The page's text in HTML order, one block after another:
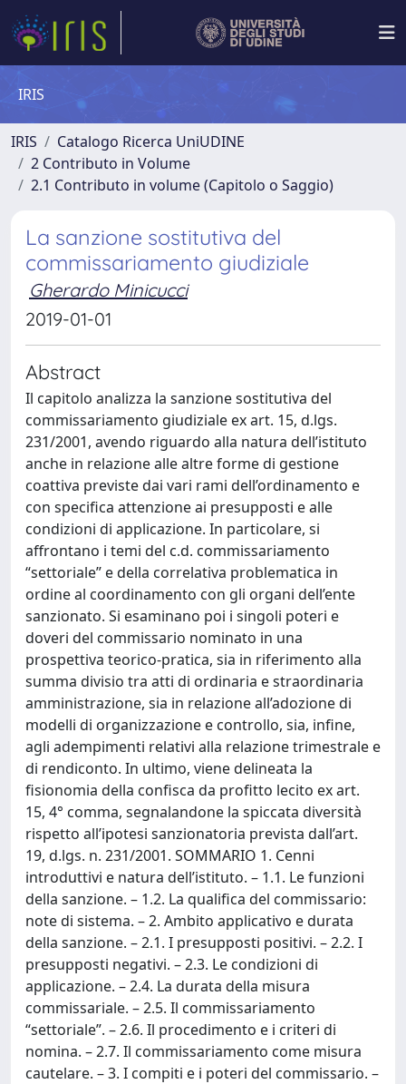
IRIS
IRIS
Catalogo Ricerca UniUDINE
2 Contributo in Volume
2.1 Contributo in volume (Capitolo o Saggio)
La sanzione sostitutiva del
commissariamento giudiziale
Gherardo Minicucci
2019-01-01
Abstract
Il capitolo analizza la sanzione sostitutiva del
commissariamento giudiziale ex art. 15, d.lgs.
231/2001, avendo riguardo alla natura dell’istituto
anche in relazione alle altre forme di gestione
coattiva previste dai vari rami dell’ordinamento e
con specifica attenzione ai presupposti e alle
condizioni di applicazione. In particolare, si
affrontano i temi del c.d. commissariamento
“settoriale” e della correlativa problematica in
ordine al coordinamento con gli organi dell’ente
sanzionato. Si esaminano poi i singoli poteri e
doveri del commissario nominato in una
prospettiva teorico-pratica, sia in riferimento alla
summa divisio tra atti di ordinaria e straordinaria
amministrazione, sia in relazione all’adozione di
modelli di organizzazione e controllo, sia, infine,
agli adempimenti relativi alla relazione trimestrale e
di rendiconto. In ultimo, viene delineata la
fisionomia della confisca da profitto lecito ex art.
15, 4° comma, segnalandone la spiccata diversità
rispetto all’ipotesi sanzionatoria prevista dall’art.
19, d.lgs. n. 231/2001. SOMMARIO 1. Cenni
introduttivi e natura dell’istituto. – 1.1. Le funzioni
della sanzione. – 1.2. La qualifica del commissario:
note di sistema. – 2. Ambito applicativo e durata
della sanzione. – 2.1. I presupposti positivi. – 2.2. I
presupposti negativi. – 2.3. Le condizioni di
applicazione. – 2.4. La durata della misura
commissariale. – 2.5. Il commissariamento
“settoriale”. – 2.6. Il procedimento e i criteri di
nomina. – 2.7. Il commissariamento come misura
cautelare. – 3. I compiti e i poteri del commissario. –